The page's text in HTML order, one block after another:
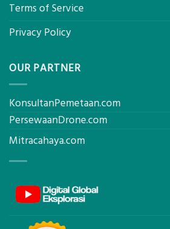
Terms of Service
Privacy Policy
OUR PARTNER
KonsultanPemetaan.com
PersewaanDrone.com
Mitracahaya.com